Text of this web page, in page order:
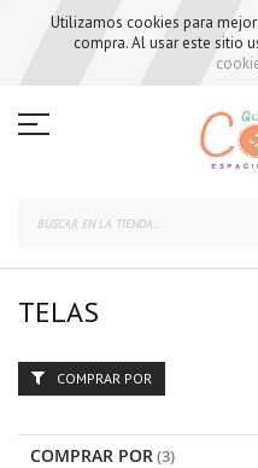
Utilizamos cookies para
compra. Al usar este sitio
to
Content
TELAS
COMPRAR POR
COMPRAR POR